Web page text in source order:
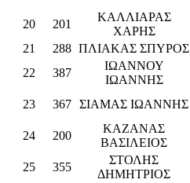
20 201
ΚΑΛΛΙΑΡΑΣ
ΧΑΡΗΣ
21
288 ΠΛΙΑΚΑΣ ΣΠΥΡΟΣ
22
387
ΙΩΑΝΝΟΥ
ΙΩΑΝΝΗΣ
23 367 ΣΙΑΜΑΣ ΙΩΑΝΝΗΣ
24 200
ΚΑΖΑΝΑΣ
ΒΑΣΙΛΕΙΟΣ
25 355
ΣΤΟΛΗΣ
ΔΗΜΗΤΡΙΟΣ